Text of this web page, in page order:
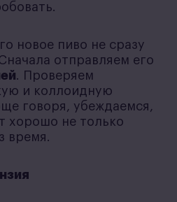
новое пиво не сразу
отправляем его
. Проверяем
и коллоидную
говоря, убеждаемся,
хорошо не только
время.